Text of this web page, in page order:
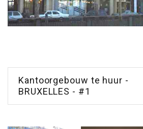
Kantoorgebouw te huur -
BRUXELLES - #1